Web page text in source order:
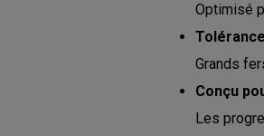
Optimisé
Grands
Conçu
Les